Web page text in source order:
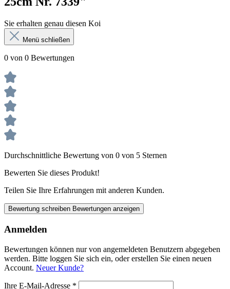
Sie erhalten genau diesen Koi
Menü schließen
0 von 0 Bewertungen
Durchschnittliche Bewertung von 0 von 5 Sternen
Bewerten Sie dieses Produkt!
Teilen Sie Ihre Erfahrungen mit anderen Kunden.
Bewertung schreiben Bewertungen anzeigen
Anmelden
Bewertungen können nur von angemeldeten Benutzern abgegeben
werden. Bitte loggen Sie sich ein, oder erstellen Sie einen neuen
Account. Neuer Kunde?
Ihre E-Mail-Adresse *